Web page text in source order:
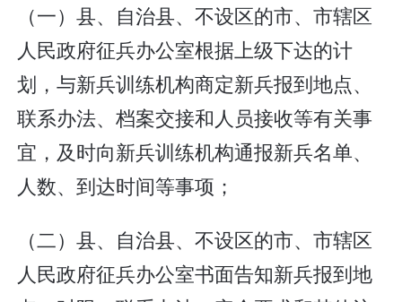
（一）县、自治县、不设区的市、市辖区
人民政府征兵办公室根据上级下达的计
划，与新兵训练机构商定新兵报到地点、
联系办法、档案交接和人员接收等有关事
宜，及时向新兵训练机构通报新兵名单、
人数、到达时间等事项；
（二）县、自治县、不设区的市、市辖区
人民政府征兵办公室书面告知新兵报到地